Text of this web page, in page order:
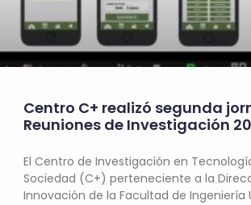
Centro C+ realizó segunda
Reuniones de Investigación
El Centro de Investigación en
Sociedad (C+) perteneciente a la
Innovación de la Facultad de Ingeniería